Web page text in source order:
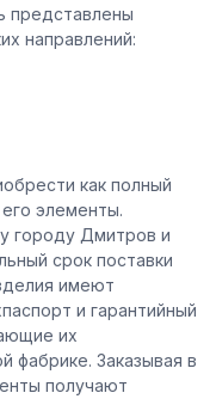
представлены
направлений:
как полный
элементы.
городу Дмитров и
срок поставки
имеют
и гарантийный
их
фабрике. Заказывая в
получают